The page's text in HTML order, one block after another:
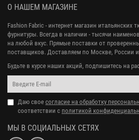
О НАШЕМ МАГАЗИНЕ
Fashion Fabric - интернет магазин итальянских
фурнитуры. Всегда в наличии - тысячи
на любой вкус. Прямые поставки от
поставщиков. Доставляем по Москве, России
Будьте в курсе наших акций, подпишитесь на
Даю свое согласие на обработку
соответствии с политикой
МЫ В СОЦИАЛЬНЫХ СЕТЯХ